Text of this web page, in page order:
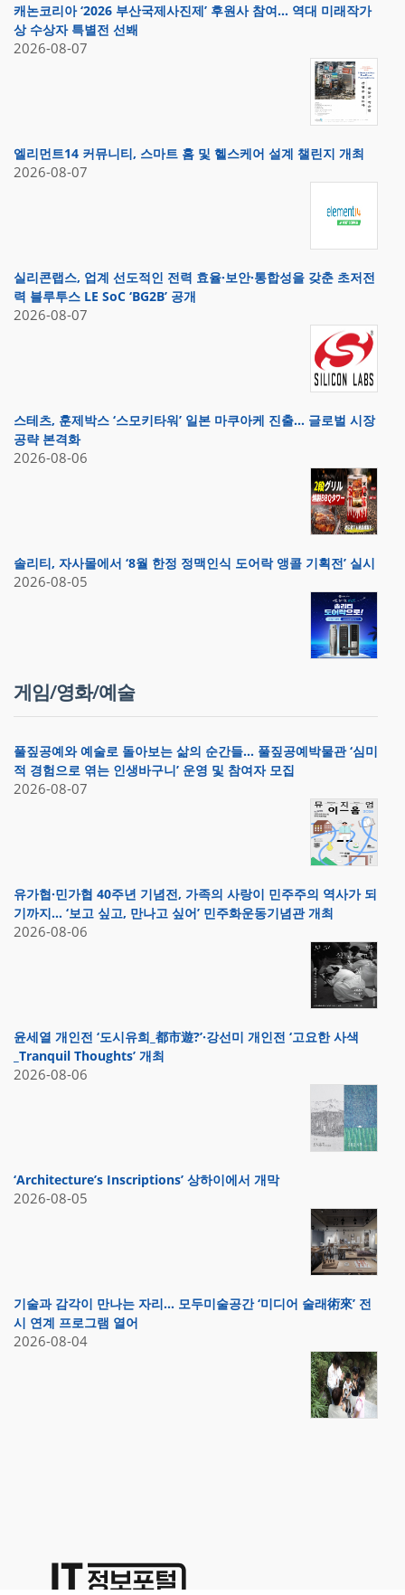
캐논코리아 ‘2026 부산국제사진제’ 후원사 참여… 역대 미래작가
상 수상자 특별전 선봬
2026-08-07
엘리먼트14 커뮤니티, 스마트 홈 및 헬스케어 설계 챌린지 개최
2026-08-07
실리콘랩스, 업계 선도적인 전력 효율·보안·통합성을 갖춘 초저전
력 블루투스 LE SoC ‘BG2B’ 공개
2026-08-07
스테츠, 훈제박스 ‘스모키타워’ 일본 마쿠아케 진출… 글로벌 시장
공략 본격화
2026-08-06
솔리티, 자사몰에서 ‘8월 한정 정맥인식 도어락 앵콜 기획전’ 실시
2026-08-05
게임/영화/예술
풀짚공예와 예술로 돌아보는 삶의 순간들… 풀짚공예박물관 ‘심미
적 경험으로 엮는 인생바구니’ 운영 및 참여자 모집
2026-08-07
유가협·민가협 40주년 기념전, 가족의 사랑이 민주주의 역사가 되
기까지… ‘보고 싶고, 만나고 싶어’ 민주화운동기념관 개최
2026-08-06
윤세열 개인전 ‘도시유희_都市遊?’·강선미 개인전 ‘고요한 사색
_Tranquil Thoughts’ 개최
2026-08-06
‘Architecture’s Inscriptions’ 상하이에서 개막
2026-08-05
기술과 감각이 만나는 자리… 모두미술공간 ‘미디어 술래術來’ 전
시 연계 프로그램 열어
2026-08-04